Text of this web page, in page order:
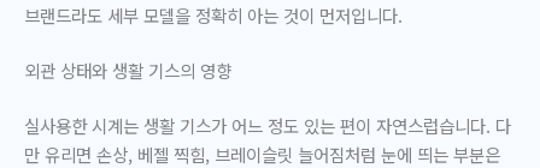
브랜드라도 세부 모델을 정확히 아는 것이 먼저입니다.
외관 상태와 생활 기스의 영향
실사용한 시계는 생활 기스가 어느 정도 있는 편이 자연스럽습니다. 다
만 유리면 손상, 베젤 찍힘, 브레이슬릿 늘어짐처럼 눈에 띄는 부분은